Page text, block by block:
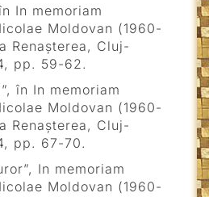
In memoriam
Moldovan (1960-
Renașterea, Cluj-
pp. 59-62.
în In memoriam
Moldovan (1960-
Renașterea, Cluj-
pp. 67-70.
In memoriam
Moldovan (1960-